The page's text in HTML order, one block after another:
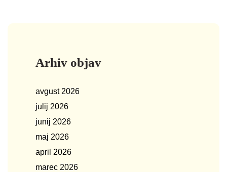
Arhiv objav
avgust 2026
julij 2026
junij 2026
maj 2026
april 2026
marec 2026